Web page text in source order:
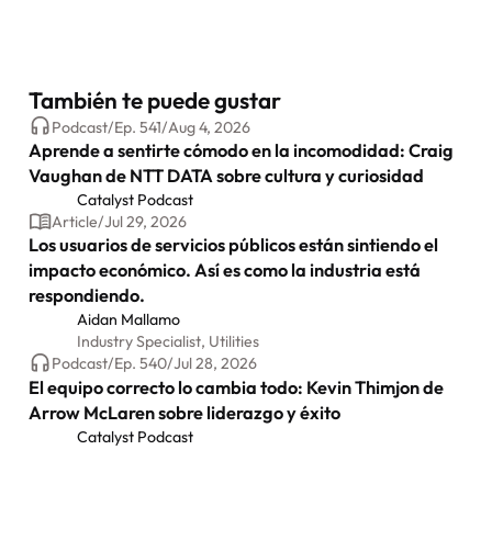
También te puede gustar
Podcast/Ep. 541/Aug 4, 2026
Aprende a sentirte cómodo en la incomodidad: Craig
Vaughan de NTT DATA sobre cultura y curiosidad
Catalyst Podcast
Article/Jul 29, 2026
Los usuarios de servicios públicos están sintiendo el
impacto económico. Así es como la industria está
respondiendo.
Aidan Mallamo
Industry Specialist, Utilities
Podcast/Ep. 540/Jul 28, 2026
El equipo correcto lo cambia todo: Kevin Thimjon de
Arrow McLaren sobre liderazgo y éxito
Catalyst Podcast